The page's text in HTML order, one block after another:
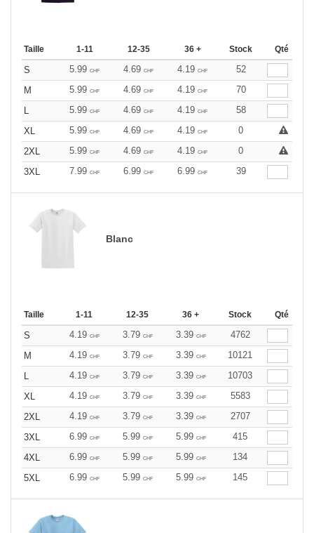
Taille 1-11 12-35 36 + Stock Qté
S 5.99 CHF 4.69 CHF 4.19 CHF
52
M
5.99 CHF 4.69 CHF 4.19 CHF
70
L
5.99 CHF 4.69 CHF 4.19 CHF
58
XL
5.99 CHF 4.69 CHF 4.19 CHF
0
2XL
5.99 CHF 4.69 CHF 4.19 CHF
0
3XL
7.99 CHF 6.99 CHF 6.99 CHF 39
Blanc
Taille 1-11 12-35 36 + Stock Qté
S 4.19 CHF 3.79 CHF 3.39 CHF
4762
M
4.19 CHF 3.79 CHF 3.39 CHF
10121
L
4.19 CHF 3.79 CHF 3.39 CHF
10703
XL
4.19 CHF 3.79 CHF 3.39 CHF
5583
2XL
4.19 CHF 3.79 CHF 3.39 CHF
2707
3XL
6.99 CHF 5.99 CHF 5.99 CHF
415
4XL
6.99 CHF 5.99 CHF 5.99 CHF
134
5XL
6.99 CHF 5.99 CHF 5.99 CHF 145